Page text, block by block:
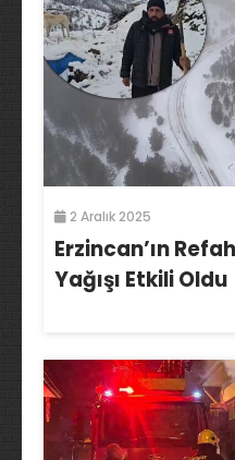
2 Aralık 2025
Erzincan’ın
Yağışı Etkili Oldu